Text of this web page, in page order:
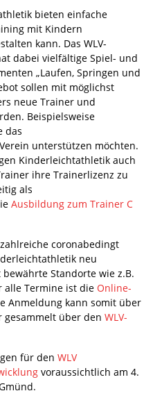
bieten einfache
mit Kindern
kann. Das WLV-
dabei vielfältige Spiel- und
„Laufen, Springen und
sollen mit möglichst
neue Trainer und
Beispielsweise
das
unterstützen möchten.
Kinderleichtathletik auch
ihre Trainerlizenz zu
als
Ausbildung zum Trainer C
coronabedingt
neu
Standorte wie z.B.
alle Termine ist die Online-
Anmeldung kann somit über
gesammelt über den WLV-
für den WLV
voraussichtlich am 4.